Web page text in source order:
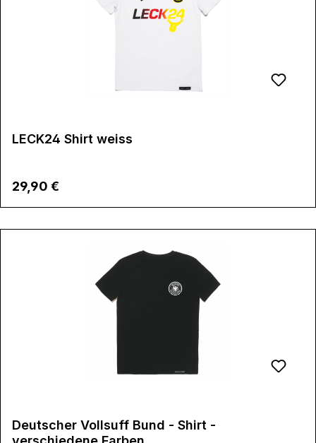
LECK24 Shirt weiss
Regulärer Preis:
29,90 €
Deutscher Vollsuff Bund - Shirt -